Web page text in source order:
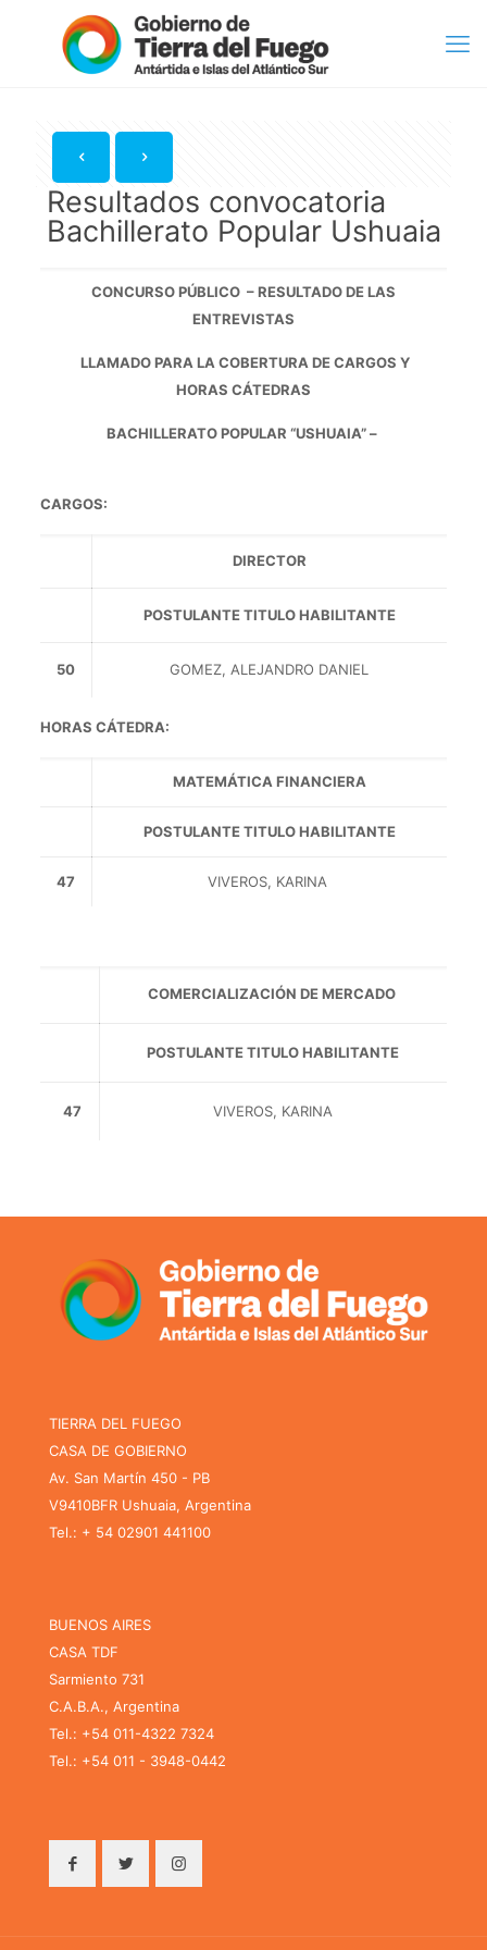
Resultados convocatoria
Bachillerato Popular Ushuaia
CONCURSO PÚBLICO – RESULTADO DE LAS
ENTREVISTAS
LLAMADO PARA LA COBERTURA DE CARGOS Y
HORAS CÁTEDRAS
BACHILLERATO POPULAR “USHUAIA” –
CARGOS:
DIRECTOR
POSTULANTE TITULO HABILITANTE
50 GOMEZ, ALEJANDRO DANIEL
HORAS CÁTEDRA:
MATEMÁTICA FINANCIERA
POSTULANTE TITULO HABILITANTE
47 VIVEROS, KARINA
COMERCIALIZACIÓN DE MERCADO
POSTULANTE TITULO HABILITANTE
47 VIVEROS, KARINA
TIERRA DEL FUEGO
CASA DE GOBIERNO
Av. San Martín 450 - PB
V9410BFR Ushuaia, Argentina
Tel.: + 54 02901 441100
BUENOS AIRES
CASA TDF
Sarmiento 731
C.A.B.A., Argentina
Tel.: +54 011-4322 7324
Tel.: +54 011 - 3948-0442